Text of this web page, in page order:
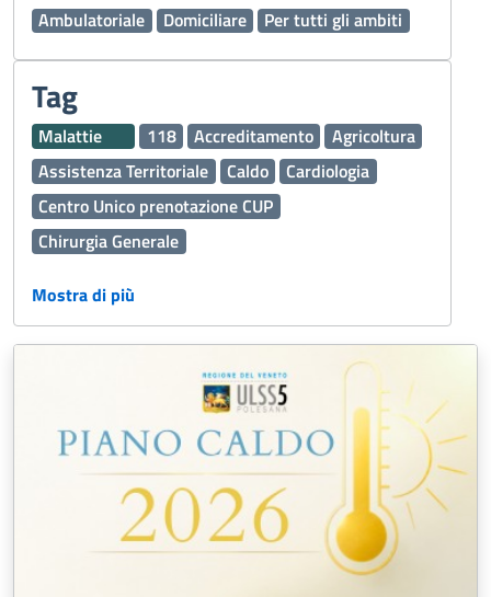
Ambulatoriale
Domiciliare Per tutti gli ambiti
Tag
Malattie 118 Accreditamento
Agricoltura
Assistenza Territoriale
Caldo
Cardiologia
Centro Unico prenotazione CUP
Chirurgia Generale
Cure Palliative
Edilizia
Emergenza Sanitaria
Esenzioni
Fascicolo Sanitario Elettronico FSE
Ginecologia e Ostetricia
Igiene Alimenti
Inclusione
Laboratorio Analisi
Malattie rare
Medicina Generale
Medicina generale
Medicina Trasfusionale
Medico Medicina Generale MMG
Mostra di più